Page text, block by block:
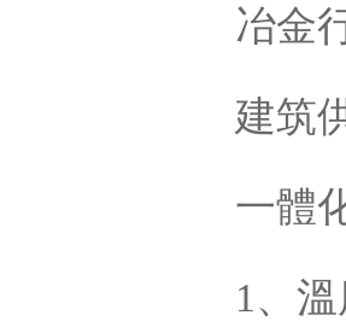
冶金行
建筑供
一體化
1、溫度